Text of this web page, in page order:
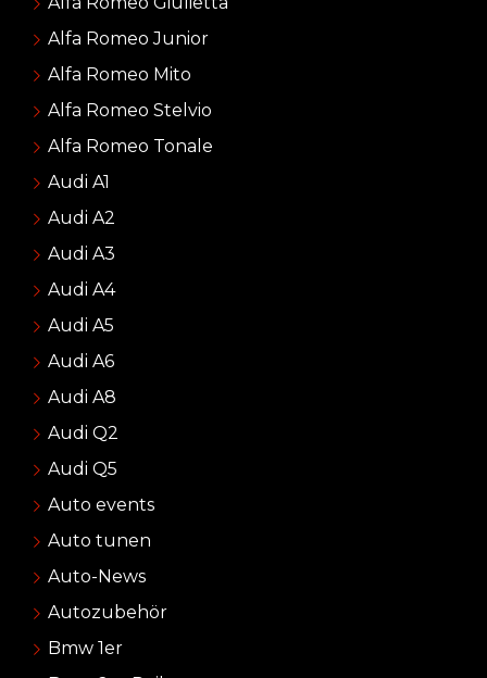
Alfa Romeo Junior
Alfa Romeo Mito
Alfa Romeo Stelvio
Alfa Romeo Tonale
Audi A1
Audi A2
Audi A3
Audi A4
Audi A5
Audi A6
Audi A8
Audi Q2
Audi Q5
Auto events
Auto tunen
Auto-News
Autozubehör
Bmw 1er